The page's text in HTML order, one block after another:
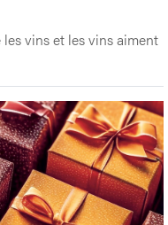
vins et les vins aiment